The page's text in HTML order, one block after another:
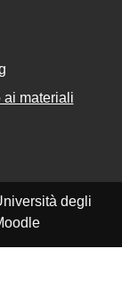
ai materiali
degli